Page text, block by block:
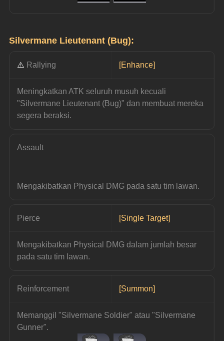
Silvermane Lieutenant (Bug):
⚠️ Rallying [Enhance]
Meningkatkan ATK seluruh musuh kecuali
"Silvermane Lieutenant (Bug)" dan membuat mereka
segera beraksi.
Assault
Mengakibatkan Physical DMG pada satu tim lawan.
Pierce [Single Target]
Mengakibatkan Physical DMG dalam jumlah besar
pada satu tim lawan.
Reinforcement [Summon]
Memanggil "Silvermane Soldier" atau "Silvermane
Gunner".